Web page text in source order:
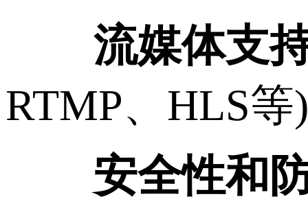
流媒体支
RTMP、HLS
安全性和